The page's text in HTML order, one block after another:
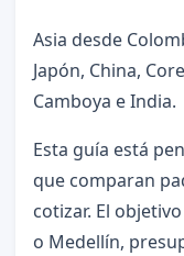
Asia desde
Japón, China,
Camboya e India.
Esta guía está
que comparan
cotizar. El
o Medellín,